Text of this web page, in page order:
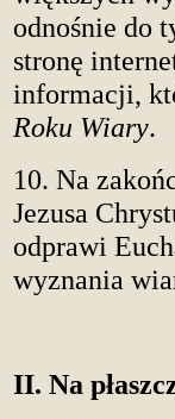
odnośnie do
stronę
informacji,
Roku Wiary.
10. Na
Jezusa
odprawi
wyznania
II. Na